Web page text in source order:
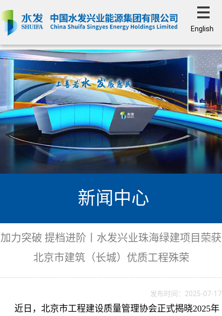
English
新闻中心
加力突破 提档进阶丨水发兴业珠海绿建项目荣获
北京市建筑（长城）优质工程殊荣
返回
发布时间：2025-07-17
近日，北京市工程建设质量管理协会正式揭晓2025年